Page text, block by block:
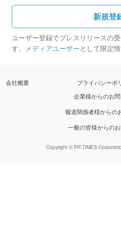
新規登
ユーザー登録でプレスリリースの
す。 メディアユーザーとして限定
会社概要 プライバシーポ
企業様からのお
報道関係者様からの
一般の皆様からの
Copyright © PR TIMES